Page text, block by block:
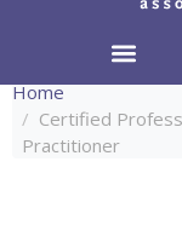
Home
Certified
Practitioner